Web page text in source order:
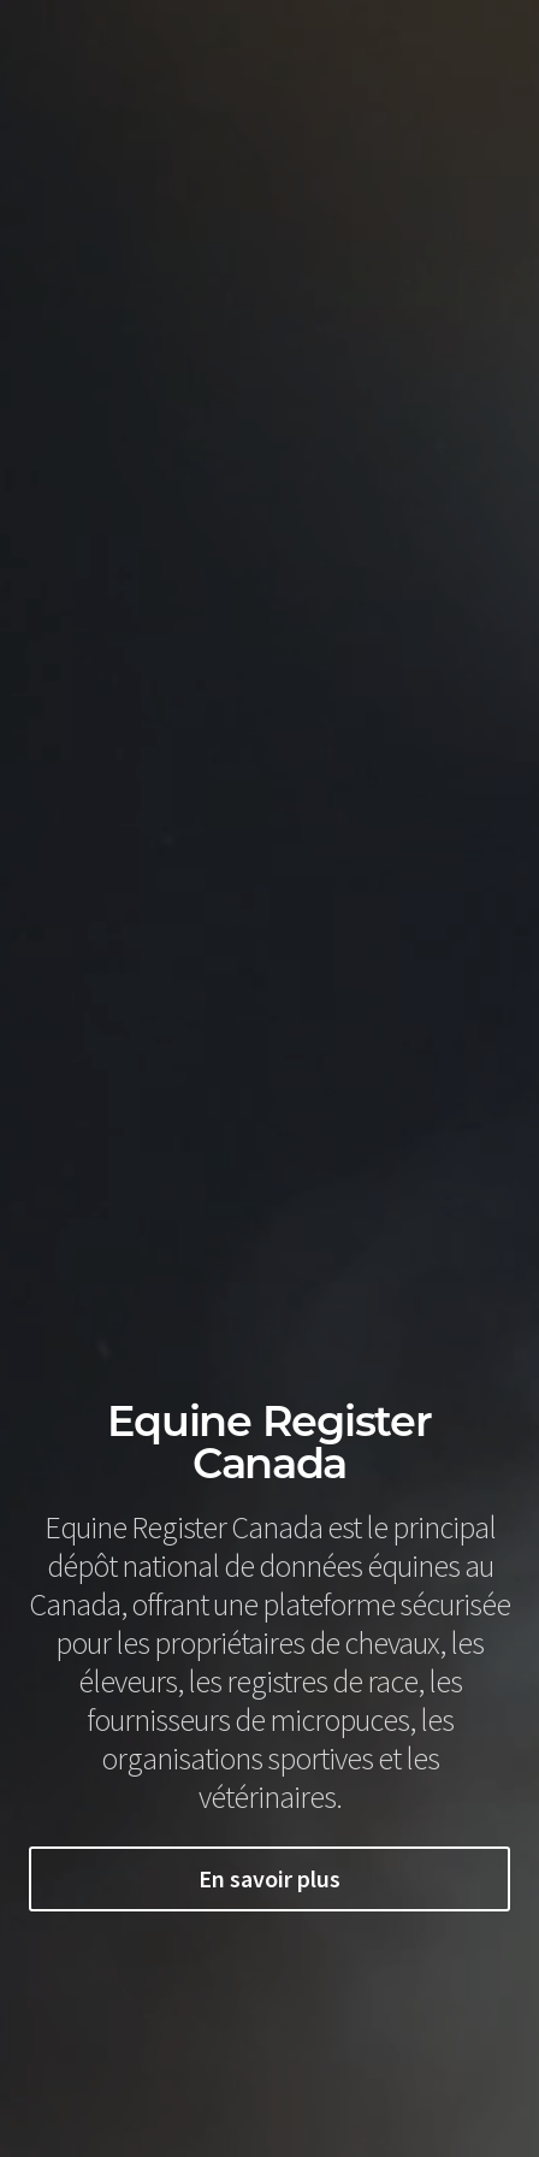
Equine Register
Canada
Equine Register Canada est le principal
dépôt national de données équines au
Canada, offrant une plateforme sécurisée
pour les propriétaires de chevaux, les
éleveurs, les registres de race, les
fournisseurs de micropuces, les
organisations sportives et les
vétérinaires.
En savoir plus